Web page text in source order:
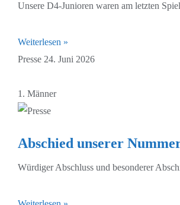
Unsere D4-Junioren waren am letzten
Weiterlesen »
Presse 24. Juni 2026
1. Männer
Abschied unserer
Würdiger Abschluss und besonderer